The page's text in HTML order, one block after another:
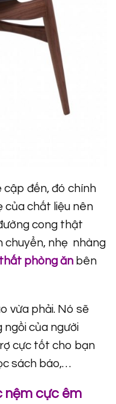
cập đến, đó chính
của chất liệu nên
cong thật
chuyển, nhẹ nhàng
phòng ăn bên
vừa phải. Nó sẽ
ngồi của người
cực tốt cho bạn
sách báo,…
nệm cực êm